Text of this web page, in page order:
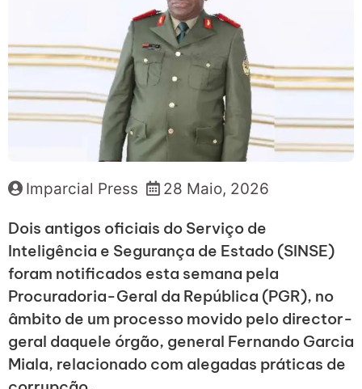
Imparcial Press 28 Maio, 2026
Dois antigos oficiais do Serviço de
Inteligência e Segurança de Estado (SINSE)
foram notificados esta semana pela
Procuradoria-Geral da República (PGR), no
âmbito de um processo movido pelo director-
geral daquele órgão, general Fernando Garcia
Miala, relacionado com alegadas práticas de